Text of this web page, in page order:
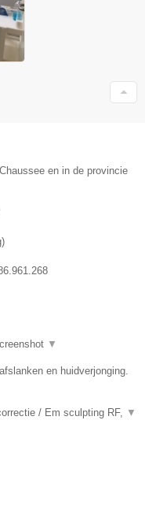
en in de provincie
)
▼
en huidverjonging.
/ Em sculpting RF, ▼